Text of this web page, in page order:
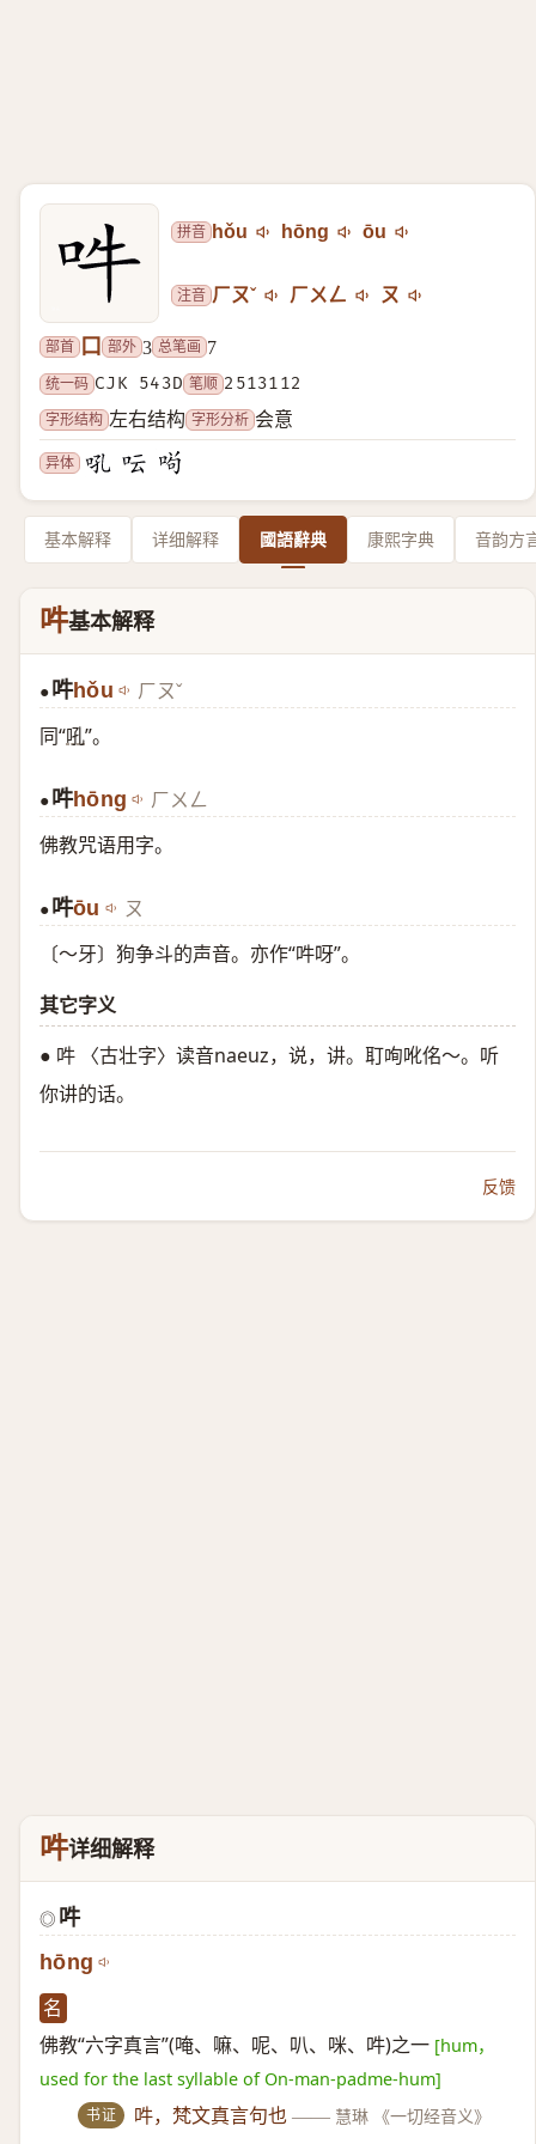
拼音 hǒu hōng ōu
注音 ㄏㄡˇ ㄏㄨㄥ ㄡ
部首 口 部外 3 总笔画 7
统一码 CJK 543D 笔顺 2513112
字形结构 左右结构 字形分析 会意
异体
基本解释 详细解释 國語辭典 康熙字典 音韵方
吽基本解释
● 吽hǒu ㄏㄡˇ
同“吼”。
● 吽hōng ㄏㄨㄥ
佛教咒语用字。
● 吽ōu ㄡ
〔～牙〕狗争斗的声音。亦作“吽呀”。
其它字义
● 吽 〈古壮字〉读音naeuz，说，讲。耵咰吪佲～。听
你讲的话。
反馈
吽详细解释
◎ 吽
hōng
名
佛教“六字真言”(唵、嘛、呢、叭、咪、吽)之一 [hum，
used for the last syllable of On-man-padme-hum]
书证 吽，梵文真言句也 —— 慧琳 《一切经音义》